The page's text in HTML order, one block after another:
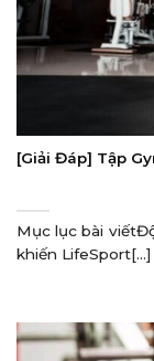
[Giải Đáp] Tập
Mục lục bài
khiến LifeSport[...]